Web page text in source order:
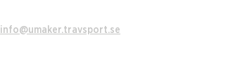
info@umaker.travsport.se